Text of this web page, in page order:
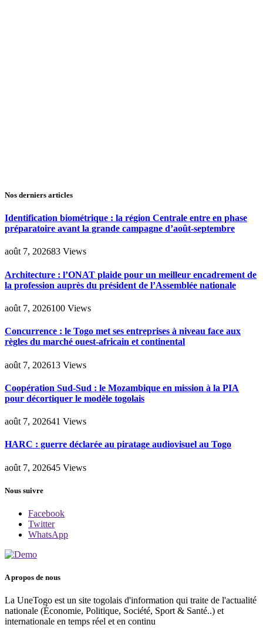
Nos derniers articles
Identification biométrique : la région Centrale entre en phase
préparatoire avant la grande campagne d’août-septembre
août 7, 202683 Views
Architecture : l’ONAT plaide pour un meilleur encadrement de
la profession auprès du président de l’Assemblée nationale
août 7, 2026100 Views
Concurrence : le Togo met ses entreprises à niveau face aux
règles du marché ouest-africain et continental
août 7, 202613 Views
Coopération Sud-Sud : le Mozambique en mission à la PIA
pour décortiquer le modèle togolais
août 7, 202641 Views
HARC : guerre déclarée au piratage audiovisuel au Togo
août 7, 202645 Views
Nous suivre
Facebook
Twitter
WhatsApp
A propos de nous
La UneTogo est un site togolais d'information qui traite de l'actualité
nationale (Économie, Politique, Société, Sport & Santé..) et
internationale en temps réel et en continu